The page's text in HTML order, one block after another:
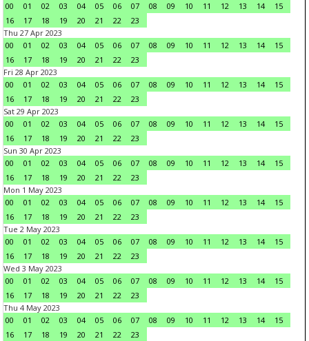
00
01 02 03 04 05 06 07 08 09 10 11 12 13 14
15
16
17 18 19 20 21 22
23
Thu 27 Apr 2023
00
01 02 03 04 05 06 07 08 09 10 11 12 13 14
15
16
17 18 19 20 21 22
23
Fri 28 Apr 2023
00
01 02 03 04 05 06 07 08 09 10 11 12 13 14
15
16
17 18 19 20 21 22
23
Sat 29 Apr 2023
00
01 02 03 04 05 06 07 08 09 10 11 12 13 14
15
16
17 18 19 20 21 22
23
Sun 30 Apr 2023
00
01 02 03 04 05 06 07 08 09 10 11 12 13 14
15
16
17 18 19 20 21 22
23
Mon 1 May 2023
00
01 02 03 04 05 06 07 08 09 10 11 12 13 14
15
16
17 18 19 20 21 22
23
Tue 2 May 2023
00
01 02 03 04 05 06 07 08 09 10 11 12 13 14
15
16
17 18 19 20 21 22
23
Wed 3 May 2023
00
01 02 03 04 05 06 07 08 09 10 11 12 13 14
15
16
17 18 19 20 21 22
23
Thu 4 May 2023
00
01 02 03 04 05 06 07 08 09 10 11 12 13 14
15
16
17 18 19 20 21 22
23